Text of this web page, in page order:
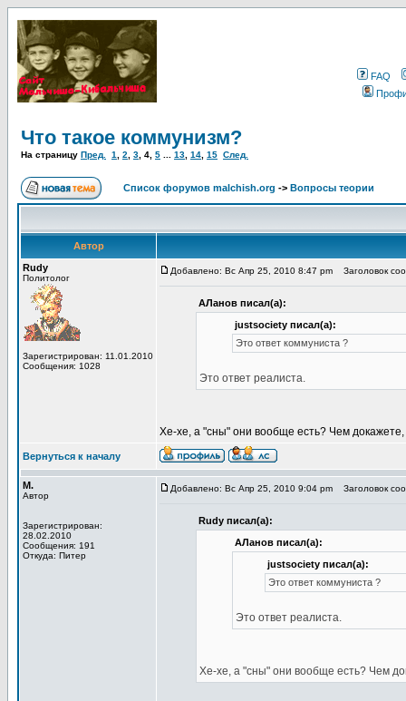
FAQ
Что такое коммунизм?
На страницу Пред. 1 2 3 4 5 13 14 15 След.
Список форумов malchish.org -> Вопросы теории
Автор
Rudy
Политолог
Зарегистрирован: 11.01.2010
Сообщения: 1028
Добавлено: Вс Апр 25, 2010 8:47 pm Заголовок
АЛанов писал(а):
justsociety писал(а):
Это ответ коммуниста ?
Это ответ реалиста.
Хе-хе, а "сны" они вообще есть? Чем
Вернуться к началу
М.
Автор
Зарегистрирован:
28.02.2010
Сообщения: 191
Откуда: Питер
Добавлено: Вс Апр 25, 2010 9:04 pm Заголовок
Rudy писал(а):
АЛанов писал(а):
justsociety писал(а):
Это ответ коммуниста ?
Это ответ реалиста.
Хе-хе, а "сны" они вообще есть? Чем